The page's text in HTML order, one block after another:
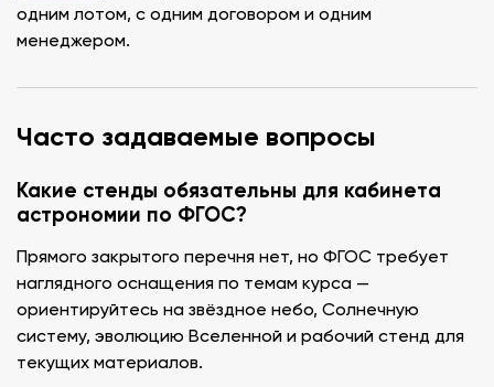
одним лотом, с одним договором и одним
менеджером.
Часто задаваемые вопросы
Какие стенды обязательны для кабинета
астрономии по ФГОС?
Прямого закрытого перечня нет, но ФГОС требует
наглядного оснащения по темам курса —
ориентируйтесь на звёздное небо, Солнечную
систему, эволюцию Вселенной и рабочий стенд для
текущих материалов.